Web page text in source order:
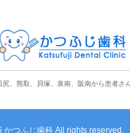
、熊取、貝塚、泉南、阪南から患者さん
かつふじ歯科 All rights reserved.